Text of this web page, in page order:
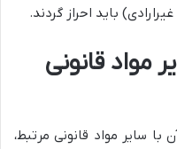
باید احراز گردند.
۱۲۲ با سایر مواد قانونی
۱۲۲، مقایسه آن با سایر مواد قانونی مرتبط،